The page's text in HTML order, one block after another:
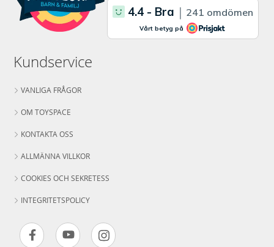
Kundservice
VANLIGA FRÅGOR
OM TOYSPACE
KONTAKTA OSS
ALLMÄNNA VILLKOR
COOKIES OCH SEKRETESS
INTEGRITETSPOLICY